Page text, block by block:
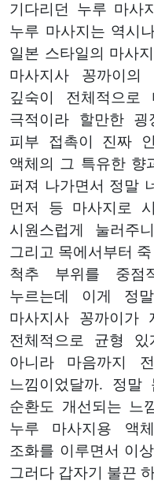
기다리던 누루 마사
누루 마사지는 역시
일본 스타일의 마사
마사지사 꽁까이
깊숙이 전체적으로
극적이라 할만한
피부 접촉이 진짜
액체의 그 특유한 향
퍼져 나가면서 정말
먼저 등 마사지로
시원스럽게 눌러주
그리고 목에서부터
척추 부위를 중점
누르는데 이게 정
마사지사 꽁까이가
전체적으로 균형
아니라 마음까지
느낌이었달까. 정말
순환도 개선되는 느
누루 마사지용 액
조화를 이루면서 이
그러다 갑자기 불끈